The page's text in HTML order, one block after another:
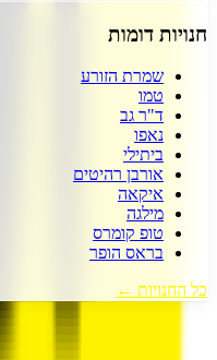
חנויות דומות
שמרת הזורע
טמו
ד"ר גב
נאפו
ביתילי
אורבן רהיטים
איקאה
מילגה
טופ קומרס
בראס הופר
כל החנויות ←
מסביב לשעון כדי לצוד עבורכם